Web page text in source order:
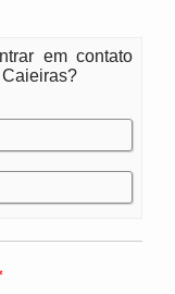
em contato